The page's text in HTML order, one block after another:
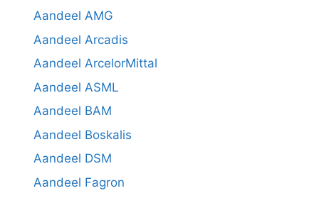
Aandeel AMG
Aandeel Arcadis
Aandeel ArcelorMittal
Aandeel ASML
Aandeel BAM
Aandeel Boskalis
Aandeel DSM
Aandeel Fagron